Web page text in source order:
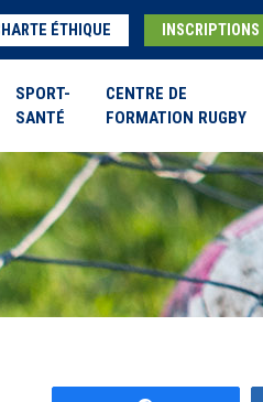
ÉTHIQUE
SPORT-
SANTÉ
CENTRE DE
FORMATION RUGBY